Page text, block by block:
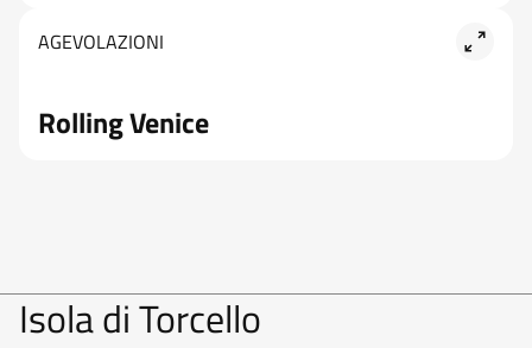
AGEVOLAZIONI
Rolling Venice
Isola di Torcello